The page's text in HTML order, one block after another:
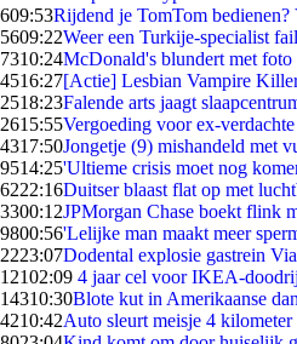
609:53Rijdend je TomTom bedienen?
5609:22Weer een Turkije-specialist
7310:24McDonald's blundert met foto
4516:27[Actie] Lesbian Vampire
2518:23Falende arts jaagt
2615:55Vergoeding voor ex-
4317:50Jongetje (9) mishandeld met
9514:25'Ultieme crisis moet nog
6222:16Duitser blaast flat op met
3300:12JPMorgan Chase boekt flink
9800:56'Lelijke man maakt meer
2223:07Dodental explosie gastrein
12102:09 4 jaar cel voor IKEA-
14310:30Blote kut in Amerikaanse
4210:42Auto sleurt meisje 4 kilometer